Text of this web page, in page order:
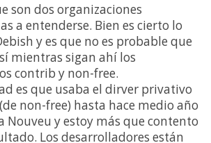
son dos organizaciones
a entenderse. Bien es cierto lo
y es que no es probable que
mientras sigan ahí los
contrib y non-free.
es que usaba el dirver privativo
non-free) hasta hace medio año
Nouveu y estoy más que contento
Los desarrolladores están